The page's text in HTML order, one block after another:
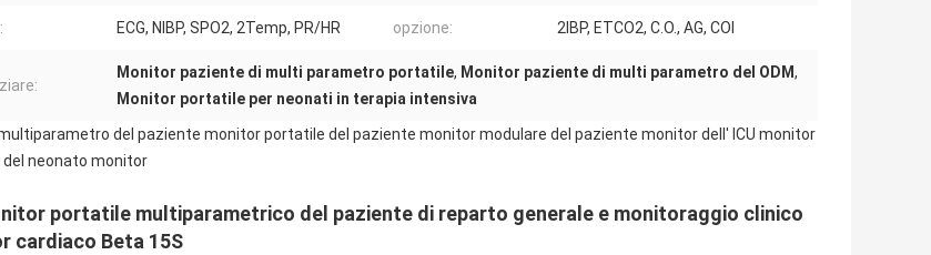
ECG, NIBP, SPO2, 2Temp, PR/HR opzione: 2IBP, ETCO2, C.O., AG, COI
Monitor paziente di multi parametro portatile, Monitor paziente di multi parametro del ODM,
Monitor portatile per neonati in terapia intensiva
del paziente monitor portatile del paziente monitor modulare del paziente monitor dell' ICU monitor
neonato monitor
portatile multiparametrico del paziente di reparto generale e monitoraggio clinico
cardiaco Beta 15S